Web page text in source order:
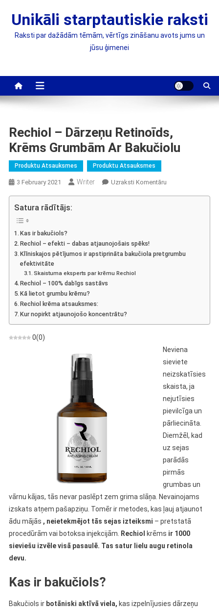
Unikāli starptautiskie raksti
Raksti par dažādām tēmām, vērtīgs zināšanu avots jums un
jūsu ģimenei
Rechiol – Dārzeņu Retinoīds,
Krēms Grumbām Ar Bakučiolu
Produktu Atsauksmes Produktu Atsauksmes
3 February 2021 Writer Uzraksti KomentāruOn
Grumbām
Satura rādītājs:
Kas ir bakučiols?
Rechiol – efekti – dabas atjaunojošais spēks!
Klīniskajos pētījumos ir apstiprināta bakučiola pretgrumbu
efektivitāte
Skaistuma eksperts par krēmu Rechiol
Rechiol – 100% dabīgs sastāvs
Kā lietot grumbu krēmu?
Rechiol krēma atsauksmes:
Kur nopirkt atjaunojošo koncentrātu?
0(0)
Neviena
sieviete
neizskatīsies
skaista, ja
nejutīsies
pievilcīga un
pārliecināta.
Diemžēl, kad
uz sejas
parādās
pirmās
grumbas un
vārnu kājas, tās nevar paslēpt zem grima slāņa. Nevainojams
izskats atņem pašapziņu. Tomēr ir metodes, kas ļauj atjaunot
ādu mājās , neietekmējot tās sejas izteiksmi – pretstatā
procedūrām vai botoksa injekcijām.
Rechiol krēms ir 1000
sieviešu izvēle visā pasaulē. Tas satur lielu augu retinola
devu.
Kas ir bakučiols?
Bakučiols ir botāniski aktīvā viela, kas izpelnījusies dārzeņu